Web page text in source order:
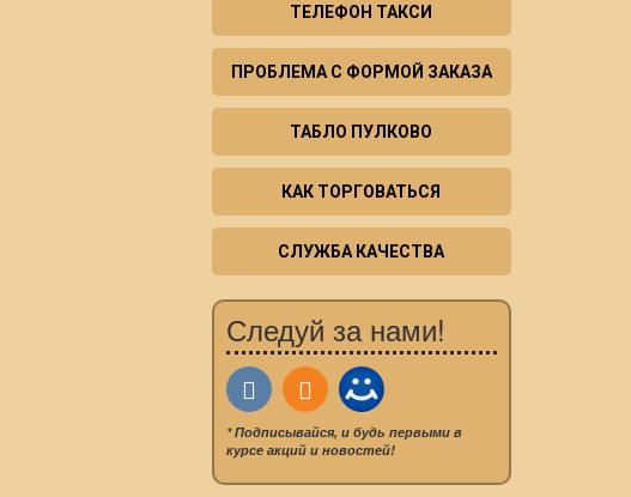
ТЕЛЕФОН ТАКСИ
ПРОБЛЕМА С ФОРМОЙ ЗАКАЗА
ТАБЛО ПУЛКОВО
КАК ТОРГОВАТЬСЯ
СЛУЖБА КАЧЕСТВА
Следуй за нами!
* Подписывайся, и будь первыми в
курсе акций и новостей!